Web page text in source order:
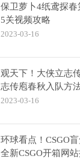
保卫萝卜4纸鸢探
5关视频攻略
2023-03-16
观天下！大侠立志
志传庖春秋入队方
2023-03-16
环球看点！CSGO盲
全新CSGO开箱网